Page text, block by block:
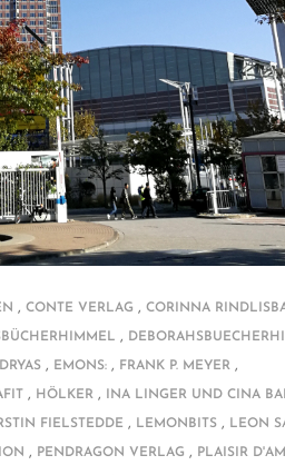
, CONTE VERLAG , CORINNA
,
DRYAS , EMONS: , FRANK P. MEYER ,
, HÖLKER , INA LINGER UND CINA
FIELSTEDDE , LEMONBITS , LEON
, PENDRAGON VERLAG , PLAISIR